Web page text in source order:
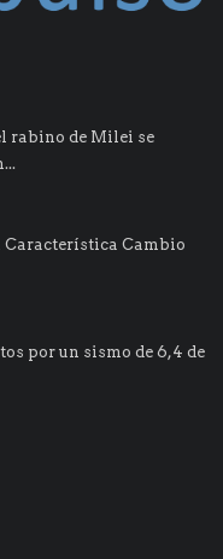
rabino de Milei se
Cambio
por un sismo de 6,4 de